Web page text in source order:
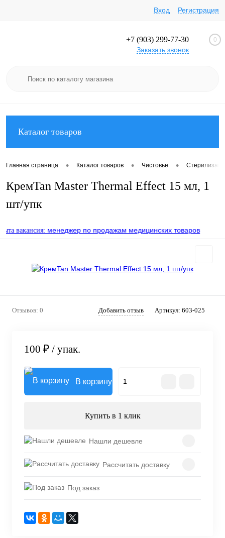
Вход Регистрация
+7 (903) 299-77-30
Заказать звонок
0
Каталог товаров
Главная страница • Каталог товаров • Чистовье •
КремTan Master Thermal Effect 15 мл, 1
шт/упк
вакансия: менеджер по продажам медицинских товаров
Отзывов: 0 Добавить отзыв Артикул: 603-025
100 ₽ / упак.
В корзину
Купить в 1 клик
Нашли дешевле
Рассчитать доставку
Под заказ